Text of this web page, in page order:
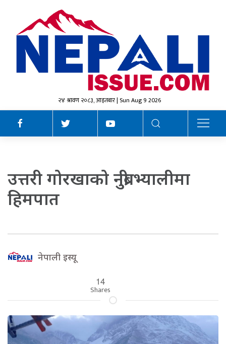
२४ श्रावण २०८३, आइतबार | Sun Aug 9 2026
उत्तरी गोरखाको नुब्री भ्यालीमा
हिमपात
नेपाली इस्यू
14
Shares